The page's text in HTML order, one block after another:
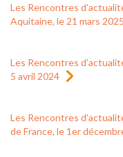
Les Rencontres
Aquitaine, le 21 mars 2025
Les Rencontres
5 avril 2024
Les Rencontres
de France, le 1er